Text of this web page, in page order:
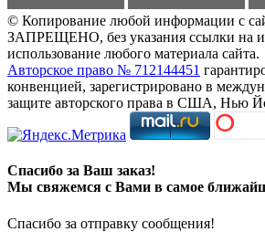
© Копирование любой информации с
ЗАПРЕЩЕНО, без указания ссылки на
использование любого материала сайта.
Авторское право № 712144451
конвенцией, зарегистрировано в
защите авторского права в США, Нью
Спасибо за Ваш заказ!
Мы свяжемся с Вами в самое
Спасибо за отправку сообщения!